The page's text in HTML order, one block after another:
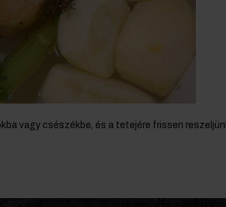
vagy csészékbe, és a tetejére frissen